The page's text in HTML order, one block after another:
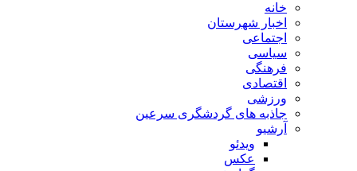
خانه
اخبار شهرستان
اجتماعی
سیاسی
فرهنگی
اقتصادی
ورزشی
جاذبه های گردشگری سرعین
آرشیو
ویدئو
عکس